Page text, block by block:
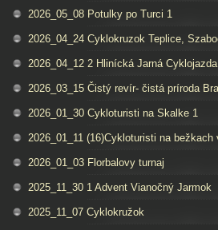
2026_05_08 Potulky po Turci 1
2026_04_24 Cyklokruzok Teplice,
2026_04_12 2 Hlinícká Jarná Cyklojazda
2026_03_15 Čistý revír- čistá príroda
2026_01_30 Cykloturisti na Skalke 1
2026_01_11 (16)Cykloturisti na bežkach
2026_01_03 Florbalovy turnaj
2025_11_30 1 Advent Vianočný Jarmok
2025_11_07 Cyklokružok